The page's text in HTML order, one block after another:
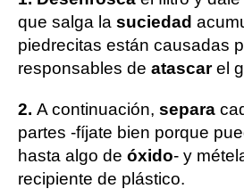
que salga la suciedad
piedrecitas están causadas
responsables de atascarel
2. A continuación, separa
partes -fíjate bien porque
hasta algo de óxido- y
recipiente de plástico.